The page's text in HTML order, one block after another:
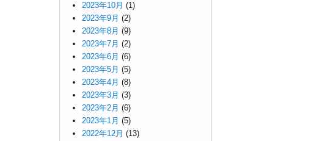
2023年10月 (1)
2023年9月 (2)
2023年8月 (9)
2023年7月 (2)
2023年6月 (6)
2023年5月 (5)
2023年4月 (8)
2023年3月 (3)
2023年2月 (6)
2023年1月 (5)
2022年12月 (13)